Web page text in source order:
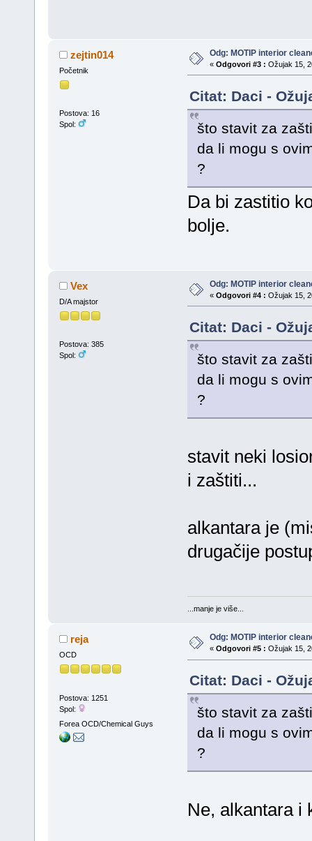
zejtin014
Početnik
Postova: 16
Spol:
Odg: MOTIP interior
« Odgovori #3 : Ožujak 15,
Citat: Daci -
što stavit za
da li mogu s
?
Da bi zastitio
bolje.
Vex
D/A majstor
Postova: 385
Spol:
Odg: MOTIP interior
« Odgovori #4 : Ožujak 15,
Citat: Daci -
što stavit za
da li mogu s
?
stavit neki
i zaštiti...
alkantara je
drugačije
...manje je više...
reja
OCD
Postova: 1251
Spol:
Forea OCD/Chemical Guys
Odg: MOTIP interior
« Odgovori #5 : Ožujak 15,
Citat: Daci -
što stavit za
da li mogu s
?
Ne, alkantara i